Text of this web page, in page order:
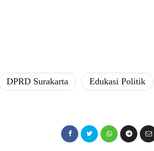
​DPRD Surakarta
​Edukasi Politik